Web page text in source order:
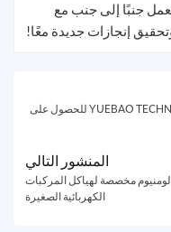
جنبًا إلى جنب مع
إنجازات جديدة معًا!
عملاء أمريكيون يزورون شركة YUEBAO TECHNOLOGY للحصول على
المنشور التالي
مخصصة لهياكل المركبات
الكهربائية الصغيرة